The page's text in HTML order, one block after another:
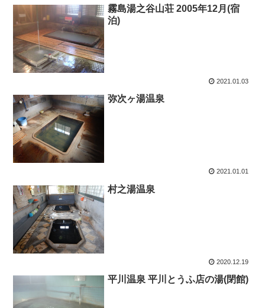
霧島湯之谷山荘 2005年12月(宿
泊)
2021.01.03
弥次ヶ湯温泉
2021.01.01
村之湯温泉
2020.12.19
平川温泉 平川とうふ店の湯(閉館)